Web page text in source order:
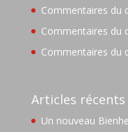
Commentaires du
Commentaires du
Commentaires du
Articles récents
Un nouveau